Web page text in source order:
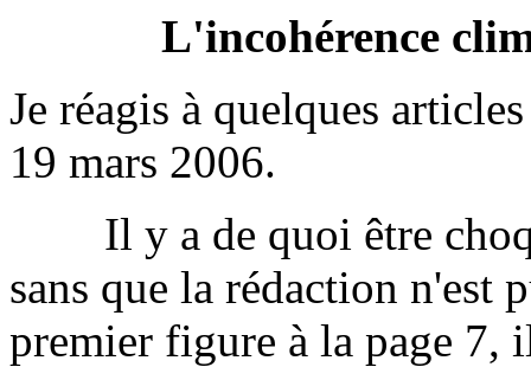
L'incohérence
Je réagis à quelques
19 mars 2006.
Il y a de quoi être
sans que la rédaction n'est
premier figure à la page 7,